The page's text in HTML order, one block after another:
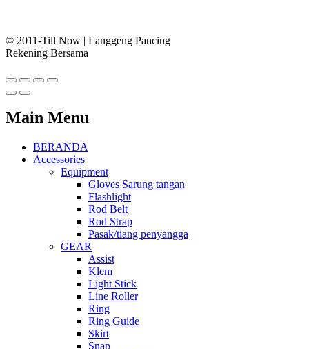
© 2011-Till Now | Langgeng Pancing
Rekening Bersama
Main Menu
BERANDA
Accessories
Equipment
Gloves Sarung tangan
Flashlight
Rod Belt
Rod Strap
Pasak/tiang penyangga
GEAR
Assist
Klem
Light Stick
Line Roller
Ring
Ring Guide
Skirt
Snap